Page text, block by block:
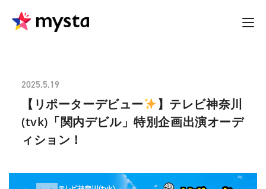
2025.5.19
【リポーターデビュー
】テレビ神奈川
(tvk)「関内デビル」特別企画出演オーデ
ィション！